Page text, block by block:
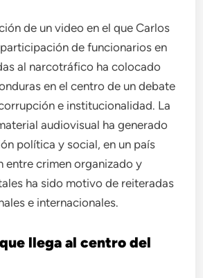
de un video en el que Carlos
de funcionarios en
al narcotráfico ha colocado
en el centro de un debate
e institucionalidad. La
audiovisual ha generado
política y social, en un país
entre crimen organizado y
ha sido motivo de reiteradas
e internacionales.
llega al centro del